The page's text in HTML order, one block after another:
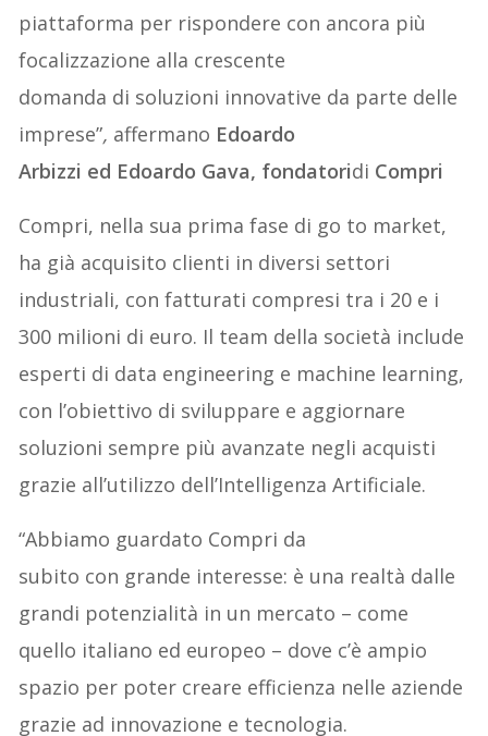
piattaforma per rispondere con ancora più
focalizzazione alla crescente
domanda di soluzioni innovative da parte delle
imprese”, affermano Edoardo
Arbizzi ed Edoardo Gava, fondatoridi Compri
Compri, nella sua prima fase di go to market,
ha già acquisito clienti in diversi settori
industriali, con fatturati compresi tra i 20 e i
300 milioni di euro. Il team della società include
esperti di data engineering e machine learning,
con l’obiettivo di sviluppare e aggiornare
soluzioni sempre più avanzate negli acquisti
grazie all’utilizzo dell’Intelligenza Artificiale.
“Abbiamo guardato Compri da
subito con grande interesse: è una realtà dalle
grandi potenzialità in un mercato – come
quello italiano ed europeo – dove c’è ampio
spazio per poter creare efficienza nelle aziende
grazie ad innovazione e tecnologia.